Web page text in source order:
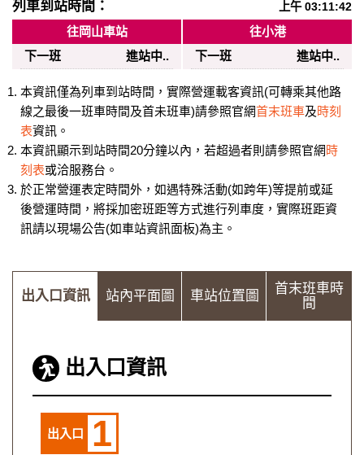
列車到站時間： 上午 03:11:42
往岡山車站
下一班
進站中..
往小港
下一班
進站中..
本資訊僅為列車到站時間，實際營運載客資訊(可轉乘其他路
線之最後一班車時間及首未班車)請參照官網首末班車及時刻
表資訊。
本資訊顯示到站時間20分鐘以內，若超過者則請參照官網 時
刻表或洽服務台。
於正常營運表定時間外，如遇特殊活動(如跨年)等提前或延
後營運時間，將採加密班距等方式進行列車度，實際班距資
訊請以現場公告(如車站資訊面板)為主。
出入口資訊 站內平面圖 車站位置圖
首末班車時
間
出入口資訊
出入口 1